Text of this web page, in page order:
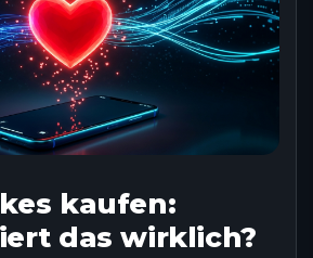
kaufen:
das wirklich?